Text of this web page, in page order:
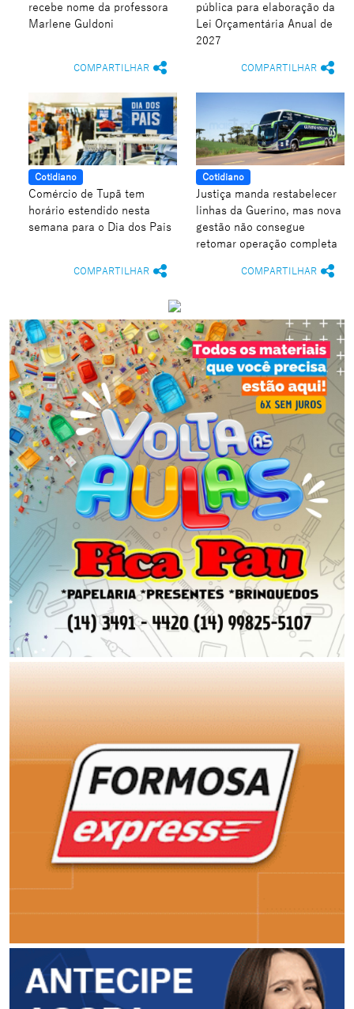
recebe nome da professora
Marlene Guldoni
COMPARTILHAR
pública para elaboração da
Lei Orçamentária Anual de
2027
COMPARTILHAR
Cotidiano
Comércio de Tupã tem
horário estendido nesta
semana para o Dia dos Pais
COMPARTILHAR
Cotidiano
Justiça manda restabelecer
linhas da Guerino, mas nova
gestão não consegue
retomar operação completa
COMPARTILHAR